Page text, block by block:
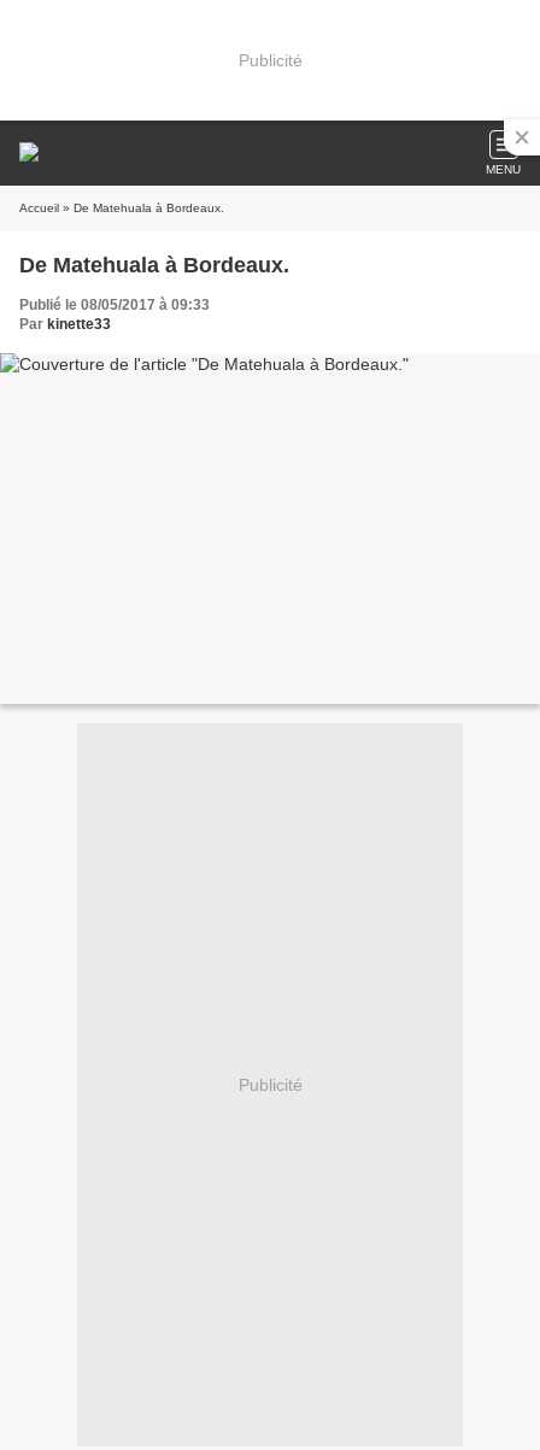
Publicité
MENU
Accueil » De Matehuala à Bordeaux.
De Matehuala à Bordeaux.
Publié le 08/05/2017 à 09:33
Par kinette33
Publicité